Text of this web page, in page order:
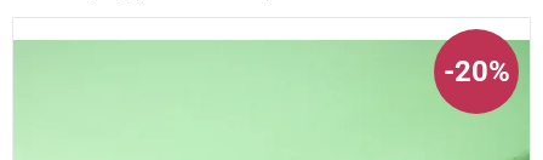
-20%